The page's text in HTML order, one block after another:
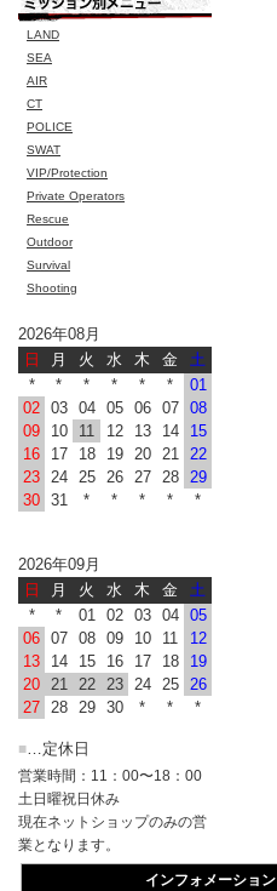
LAND
SEA
AIR
CT
POLICE
SWAT
VIP/Protection
Private Operators
Rescue
Outdoor
Survival
Shooting
2026年08月
日
月 火 水 木 金
土
*
* * * * *
01
02 03 04 05 06 07
08
09
10 11 12 13 14
15
16
17 18 19 20 21
22
23
24 25 26 27 28
29
30 31 * * * * *
2026年09月
日
月 火 水 木 金
土
*
* 01 02 03 04
05
06 07 08 09 10 11
12
13
14 15 16 17 18
19
20
21 22 23 24 25
26
27
28 29 30 * * *
■ …定休日
営業時間：11：00〜18：00
土日曜祝日休み
現在ネットショップのみの営
業となります。
インフォメーション